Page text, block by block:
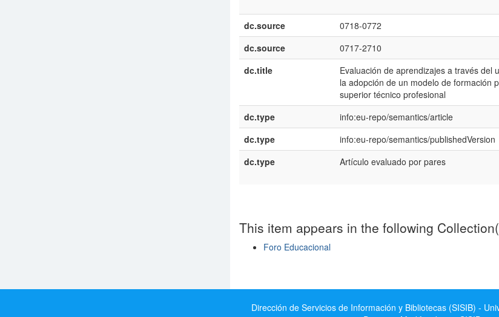
dc.source
0718-0772
dc.source
0717-2710
dc.title
Evaluación de aprendizajes a través del
la adopción de un modelo de formación
superior técnico profesional
dc.type
info:eu-repo/semantics/article
dc.type
info:eu-repo/semantics/publishedVersion
dc.type
Artí­culo evaluado por pares
This item appears in the following
Foro Educacional
Dirección de Servicios de Información y Bibliotecas (SISIB) -